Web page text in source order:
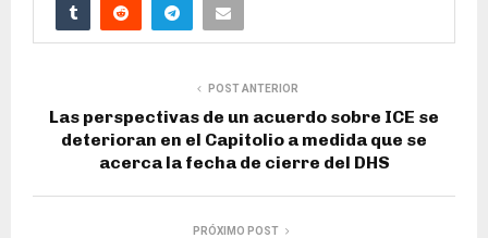
POST ANTERIOR
Las perspectivas de un acuerdo sobre ICE se
deterioran en el Capitolio a medida que se
acerca la fecha de cierre del DHS
PRÓXIMO POST